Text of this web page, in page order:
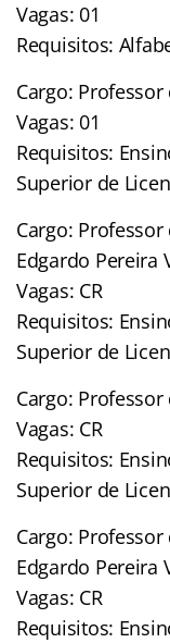
Vagas: 01
Requisitos:
Cargo:
Vagas: 01
Requisitos:
Superior de
Cargo:
Edgardo Pereira
Vagas: CR
Requisitos:
Superior de
Cargo:
Vagas: CR
Requisitos:
Superior de
Cargo:
Edgardo Pereira
Vagas: CR
Requisitos: